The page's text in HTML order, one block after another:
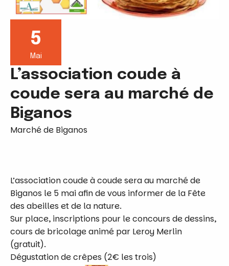
5
Mai
L’association coude à
coude sera au marché de
Biganos
Marché de Biganos
L’association coude à coude sera au marché de
Biganos le 5 mai afin de vous informer de la Fête
des abeilles et de la nature.
Sur place, inscriptions pour le concours de dessins,
cours de bricolage animé par Leroy Merlin
(gratuit).
Dégustation de crêpes (2€ les trois)